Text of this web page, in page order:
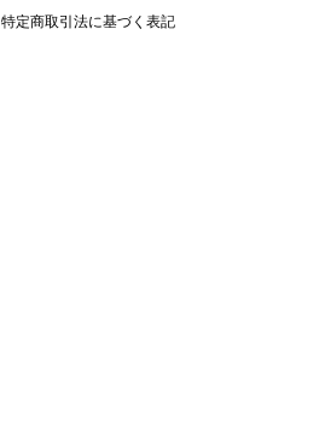
特定商取引法に基づく表記